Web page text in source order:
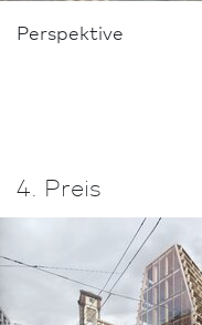
Perspektive
4. Preis